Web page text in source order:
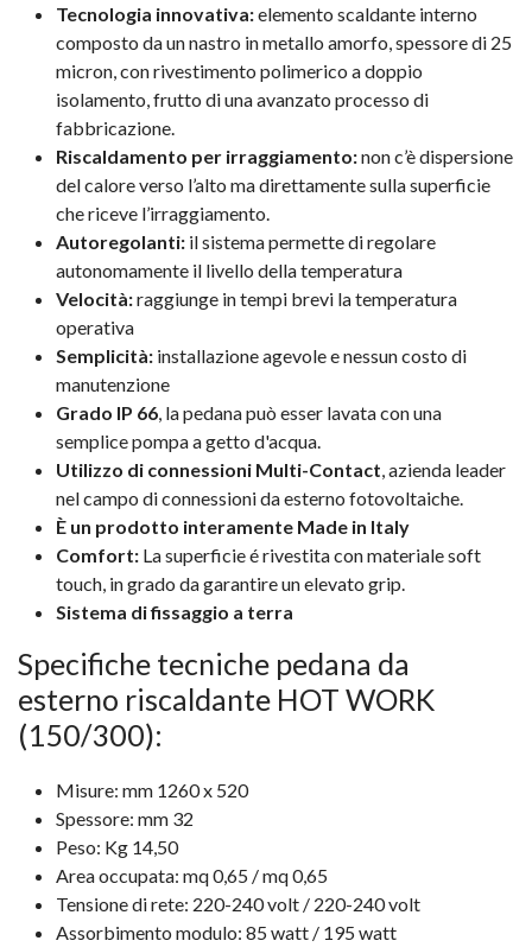
Tecnologia innovativa:elemento scaldante interno
composto da un nastro in metallo amorfo, spessore di 25
micron, con rivestimento polimerico a doppio
isolamento, frutto di una avanzato processo di
fabbricazione.
Riscaldamento per irraggiamento:non c’è dispersione
del calore verso l’alto ma direttamente sulla superficie
che riceve l’irraggiamento.
Autoregolanti: il sistema permette di regolare
autonomamente il livello della temperatura
Velocità:raggiunge in tempi brevi la temperatura
operativa
Semplicità: installazione agevole e nessun costo di
manutenzione
Grado IP 66, la pedana può esser lavata con una
semplice pompa a getto d'acqua.
Utilizzo di connessioni Multi-Contact, azienda leader
nel campo di connessioni da esterno fotovoltaiche.
È un prodotto interamente Made in Italy
Comfort: La superficie é rivestita con materiale soft
touch, in grado da garantire un elevato grip.
Sistema di fissaggio a terra
Specifiche tecniche pedana da
esterno riscaldante HOT WORK
(150/300):
Misure: mm 1260 x 520
Spessore: mm 32
Peso: Kg 14,50
Area occupata: mq 0,65 / mq 0,65
Tensione di rete: 220-240 volt / 220-240 volt
Assorbimento modulo: 85 watt / 195 watt